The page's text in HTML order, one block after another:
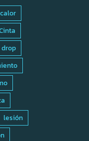
calor
drop
lesión